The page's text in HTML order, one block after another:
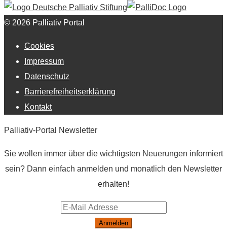
© 2026 Palliativ Portal
Cookies
Impressum
Datenschutz
Barrierefreiheitserklärung
Kontakt
Palliativ-Portal Newsletter
Sie wollen immer über die wichtigsten Neuerungen informiert
sein? Dann einfach anmelden und monatlich den Newsletter
erhalten!
Anmelden